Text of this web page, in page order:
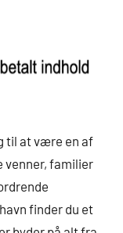
til at være en af
venner, familier
finder du et